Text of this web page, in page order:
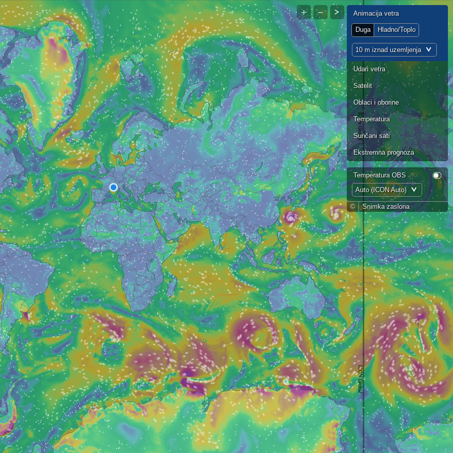
Temperatura OBS
Auto (ICON Auto)
© Snimka zaslona
Animacija vetra
Duga Hladno/Toplo
10 m iznad uzemljenja
Udari vetra
Satelit
Oblaci i oborine
Temperatura
Sunčani sati
Ekstremna prognoza
+ −